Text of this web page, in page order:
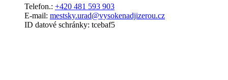
Telefon.: +420 481 593 903
E-mail: mestsky.urad@vysokenadjizerou.cz
ID datové schránky: tcebaf5